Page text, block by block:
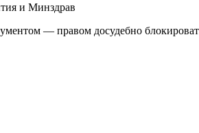
и Минздрав
— правом досудебно